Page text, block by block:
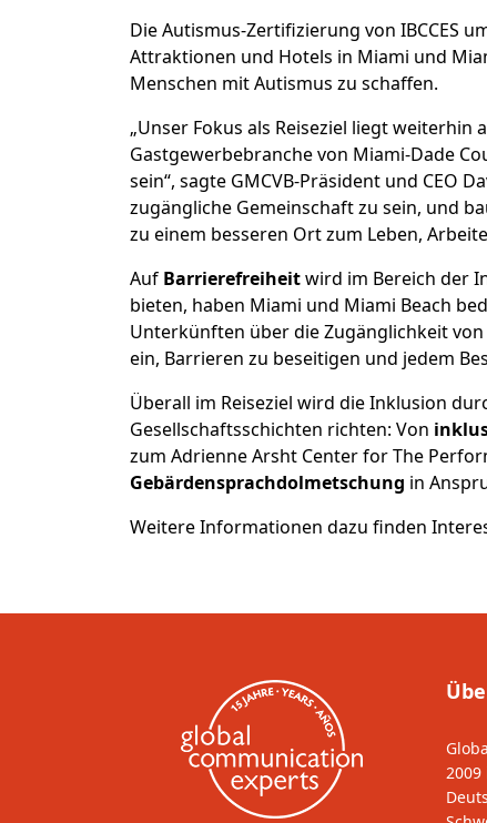
Die Autismus-Zertifizierung von IBCCES
Attraktionen und Hotels in Miami und
Menschen mit Autismus zu schaffen.
„Unser Fokus als Reiseziel liegt
Gastgewerbebranche von Miami-Dade
sein“, sagte GMCVB-Präsident und CEO
zugängliche Gemeinschaft zu sein, und
zu einem besseren Ort zum Leben,
Auf Barrierefreiheitwird im Bereich der
bieten, haben Miami und Miami Beach
Unterkünften über die Zugänglichkeit
ein, Barrieren zu beseitigen und jedem
Überall im Reiseziel wird die Inklusion
Gesellschaftsschichten richten: Von
zum Adrienne Arsht Center for The
Gebärdensprachdolmetschung in
Weitere Informationen dazu finden